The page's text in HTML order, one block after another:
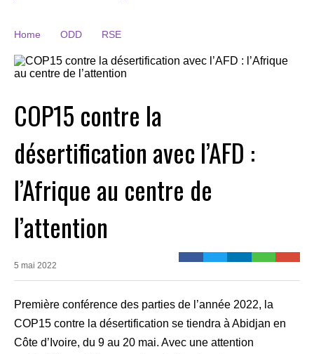
Home ODD RSE
COP15 contre la
désertification avec l’AFD :
l’Afrique au centre de
l’attention
5 mai 2022
Première conférence des parties de l’année 2022, la
COP15 contre la désertification se tiendra à Abidjan en
Côte d’Ivoire, du 9 au 20 mai. Avec une attention